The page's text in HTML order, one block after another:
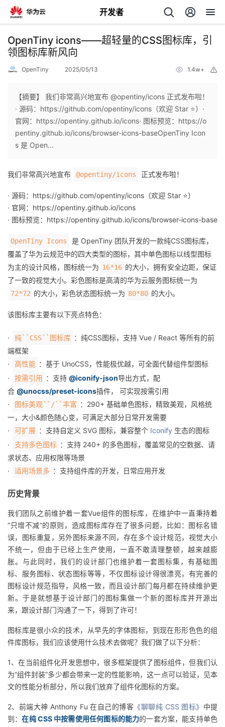
开发者
返
回
个
人
主
页
我
的
开
发
者
我
的
博
客
我
的
论
坛
我
的
圈
子
我
的
直
播
我
的
活
我
的
注
的
开
发
者
学
堂
我
的
课
程
我
的
认
证
我
的
实
验
我
的
收
的
Programs
我
的
支
持
我
的
技
术
支
持
我
的
云
声
建
议
OpenTiny icons——超轻量的CSS图标库，引
领图标库新风向
OpenTiny 2025/05/13 1.4w+
【摘要】 我们非常高兴地宣布 @opentiny/icons 正式发布啦！
· 源码：https://github.com/opentiny/icons（欢迎 Star ⭐）·
官网：https://opentiny.github.io/icons· 图标预览：https://o
pentiny.github.io/icons/browser-icons-baseOpenTiny Icon
s 是 Open...
我们非常高兴地宣布 @opentiny/icons 正式发布啦！
· 源码：https://github.com/opentiny/icons（欢迎 Star ⭐）
· 官网：https://opentiny.github.io/icons
· 图标预览：https://opentiny.github.io/icons/browser-icons-base
OpenTiny Icons
是 OpenTiny 团队开发的一款纯CSS图标库，
覆盖了华为云规范中的四大类型的图标，其中单色图标以线型图标
为主的设计风格，图标统一为 16*16 的大小，拥有安全边距，保证
了一致的视觉大小。彩色图标是高清的华为云服务图标统一为
72*72 的大小，彩色状态图标统一为 80*80 的大小。
该图标库主要有以下亮点特色：
· 纯``CSS``图标库 ：纯CSS图标，支持 Vue / React 等所有的前
端框架
·
高性能 ：基于 UnoCSS，性能极优越，可全面代替组件型图标
·
按需引用 ：支持 @iconify-json导出方式，配
合 @unocss/preset-icons插件， 可实现按需引用
·
图标美观``/``丰富 ：290+ 基础单色图标，精致美观，风格统
一，大小&颜色随心变，可满足大部分日常开发需要
·
可扩展 ：支持自定义 SVG 图标，兼容整个 Iconify 生态的图标
·
支持多色图标 ：支持 240+ 的多色图标，覆盖常见的空数据、请
求状态、应用权限等场景
·
适用场景多 ：支持组件库的开发，日常应用开发
历史背景
我们团队之前维护着一套Vue组件的图标库，在维护中一直秉持着
“只增不减”的原则，造成图标库存在了很多问题，比如：图标名错
误，图标重复，另外图标来源不同，存在多个设计规范，视觉大小
不统一，但由于已经上生产使用，一直不敢清理整顿，越来越膨
胀。与此同时，我们的设计部门也维护着一套图标集，有基础图
标、服务图标、状态图标等等，不仅图标设计得很漂亮，有完善的
图标设计规范指导，风格一致，而且设计部门每月都在持续维护更
新。于是就想基于设计部门的图标集做一个新的图标库并开源出
来，跟设计部门沟通了一下，得到了许可！
图标库是很小众的技术，从早先的字体图标，到现在形形色色的组
件库图标，我们应该使用什么技术去做呢？我们做了以下分析：
1、在当前组件化开发思想中，很多框架提供了图标组件，但我们认
为“组件封装”多少都会带来一定的性能影响，这一点可以验证，见本
文的性能分析部分，所以我们放弃了组件化图标的方案。
2、前端大神 Anthony Fu 在自己的博客 《聊聊纯 CSS 图标》 中提
到：在纯 CSS 中按需使用任何图标的能力的一套方案，能支持单色